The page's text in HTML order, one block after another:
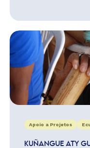
Apoio a Projetos
KUÑANGUE ATY